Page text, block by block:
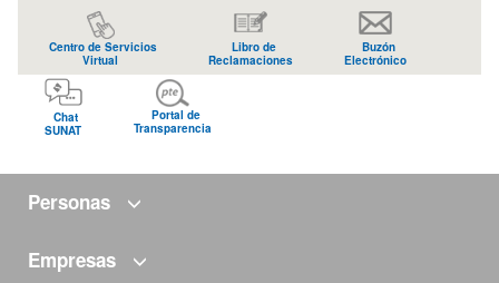
Centro de Servicios
Virtual
Libro de
Reclamaciones
Buzón
Electrónico
Chat
SUNAT
Portal de
Transparencia
Personas
Empresas